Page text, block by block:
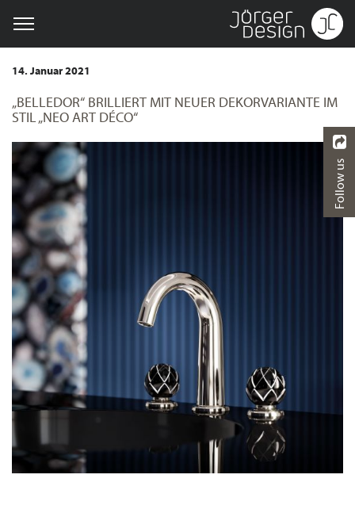
14. Januar 2021
„BELLEDOR“ BRILLIERT MIT NEUER DEKORVARIANTE IM
STIL „NEO ART DÉCO“
Follow us